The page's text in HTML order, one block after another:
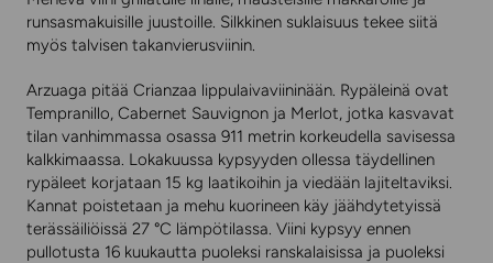
runsasmakuisille juustoille. Silkkinen suklaisuus tekee siitä
myös talvisen takanvierusviinin.
Arzuaga pitää Crianzaa lippulaivaviininään. Rypäleinä ovat
Tempranillo, Cabernet Sauvignon ja Merlot, jotka kasvavat
tilan vanhimmassa osassa 911 metrin korkeudella savisessa
kalkkimaassa. Lokakuussa kypsyyden ollessa täydellinen
rypäleet korjataan 15 kg laatikoihin ja viedään lajiteltaviksi.
Kannat poistetaan ja mehu kuorineen käy jäähdytetyissä
terässäiliöissä 27 °C lämpötilassa. Viini kypsyy ennen
pullotusta 16 kuukautta puoleksi ranskalaisissa ja puoleksi